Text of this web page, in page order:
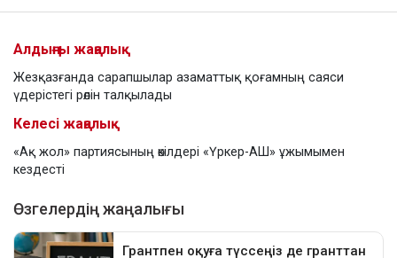
Алдыңғы жаңалық
Жезқазғанда сарапшылар азаматтық қоғамның саяси
үдерістегі рөлін талқылады
Келесі жаңалық
«Ақ жол» партиясының өкілдері «Үркер-АШ» ұжымымен
кездесті